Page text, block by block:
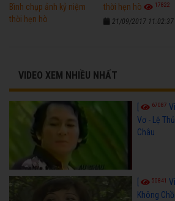
thời hẹn hò
17822
21/09/2017 11:02:37
VIDEO XEM NHIỀU NHẤT
[ 67087
Vơ - Lệ
Châu
50841
Không